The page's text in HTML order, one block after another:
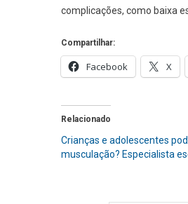
complicações, como baixa
Compartilhar:
Facebook X
Relacionado
Crianças e adolescentes
musculação? Especialista